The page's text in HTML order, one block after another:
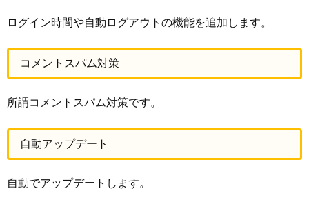
ログイン時間や自動ログアウトの機能を追加します。
コメントスパム対策
所謂コメントスパム対策です。
自動アップデート
自動でアップデートします。